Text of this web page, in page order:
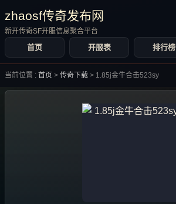
zhaosf传奇发布网
新开传奇SF开服信息聚合平台
首页 开服表 排行榜
当前位置 : 首页 > 传奇下载 > 1.85j金牛合击523sy